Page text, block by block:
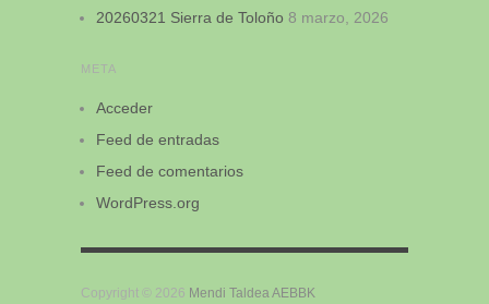
20260321 Sierra de Toloño 8 marzo, 2026
META
Acceder
Feed de entradas
Feed de comentarios
WordPress.org
Copyright © 2026 Mendi Taldea AEBBK